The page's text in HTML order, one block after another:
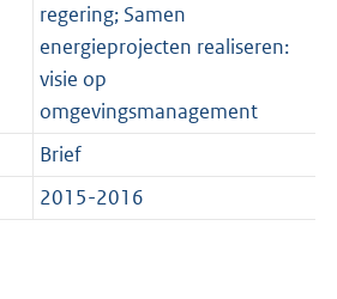
regering; Samen
energieprojecten realiseren:
visie op
omgevingsmanagement
Brief
2015-2016